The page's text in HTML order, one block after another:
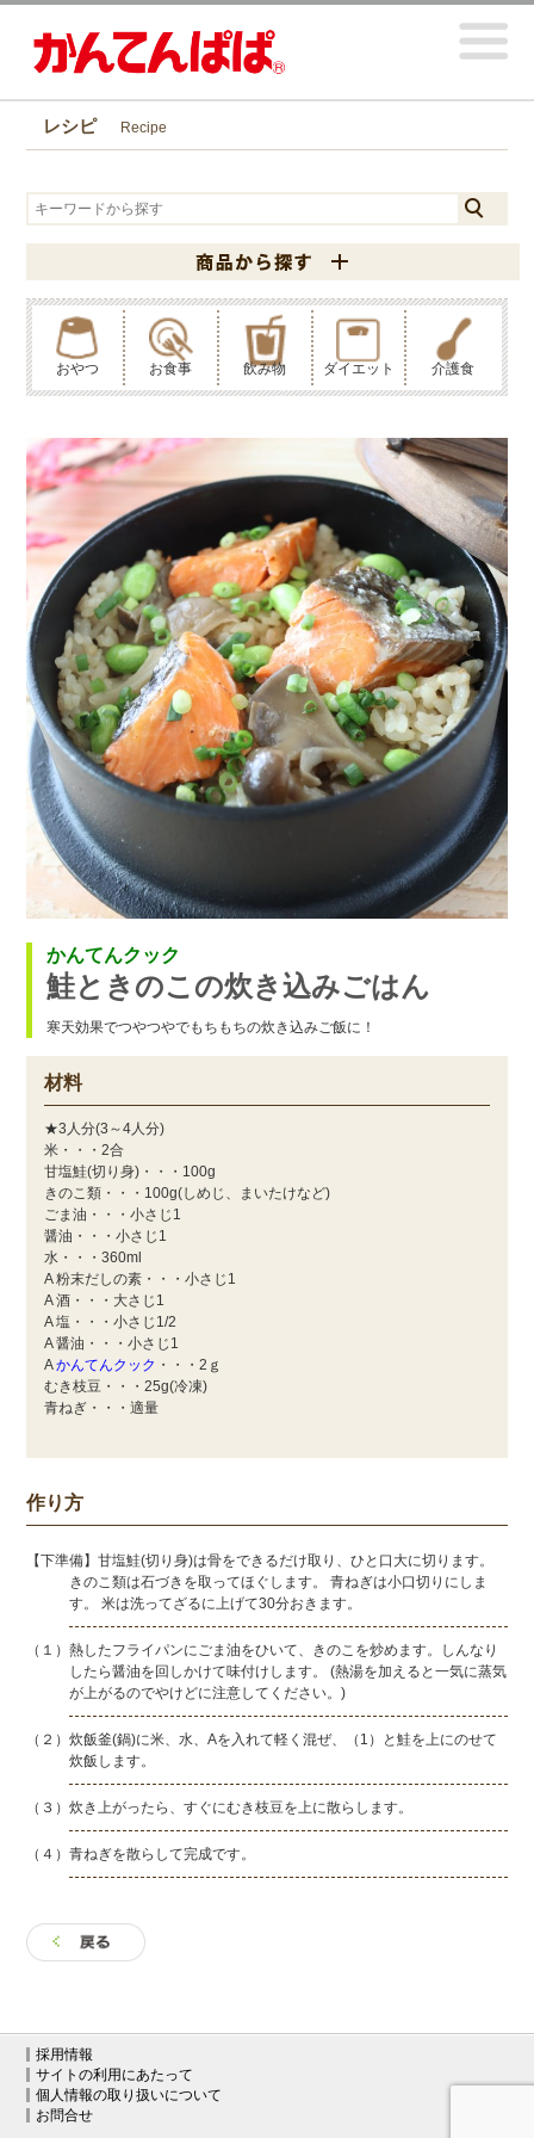
レシピ Recipe
おやつ お食事 飲み物 ダイエット 介護食
かんてんクック
鮭ときのこの炊き込みごはん
寒天効果でつやつやでもちもちの炊き込みご飯に！
材料
★3人分(3～4人分)
米・・・2合
甘塩鮭(切り身)・・・100g
きのこ類・・・100g(しめじ、まいたけなど)
ごま油・・・小さじ1
醤油・・・小さじ1
水・・・360ml
A 粉末だしの素・・・小さじ1
A 酒・・・大さじ1
A 塩・・・小さじ1/2
A 醤油・・・小さじ1
Aかんてんクック ・・・2ｇ
むき枝豆・・・25g(冷凍)
青ねぎ・・・適量
作り方
【下準備】甘塩鮭(切り身)は骨をできるだけ取り、ひと口大に切ります。
きのこ類は石づきを取ってほぐします。 青ねぎは小口切りにしま
す。 米は洗ってざるに上げて30分おきます。
（１）熱したフライパンにごま油をひいて、きのこを炒めます。しんなり
したら醤油を回しかけて味付けします。 (熱湯を加えると一気に蒸気
が上がるのでやけどに注意してください。)
（２）炊飯釜(鍋)に米、水、Aを入れて軽く混ぜ、（1）と鮭を上にのせて
炊飯します。
（３）炊き上がったら、すぐにむき枝豆を上に散らします。
（４）青ねぎを散らして完成です。
採用情報
サイトの利用にあたって
個人情報の取り扱いについて
お問合せ